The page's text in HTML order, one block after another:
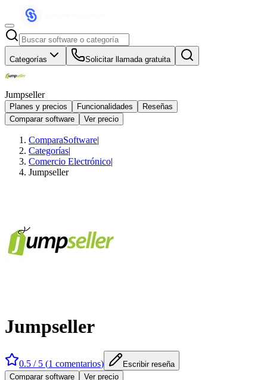
Categorías Solicitar llamada gratuita
Jumpseller
Planes y precios Funcionalidades
Reseñas
Comparar software
Ver precio
ComparaSoftware|
Categorías|
Comercio Electrónico|
Jumpseller
Jumpseller
0.5 / 5 (1 comentarios)
Escribir reseña
Comparar software
Ver precio